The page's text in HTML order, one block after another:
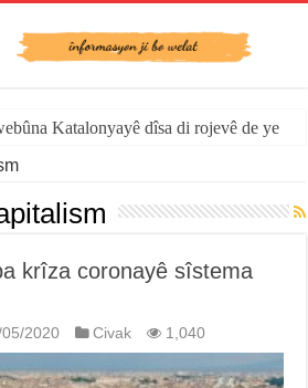
Katalonyayê dîsa di rojevê de ye
krîza coronayê sîstema
2020 Civak 1,040